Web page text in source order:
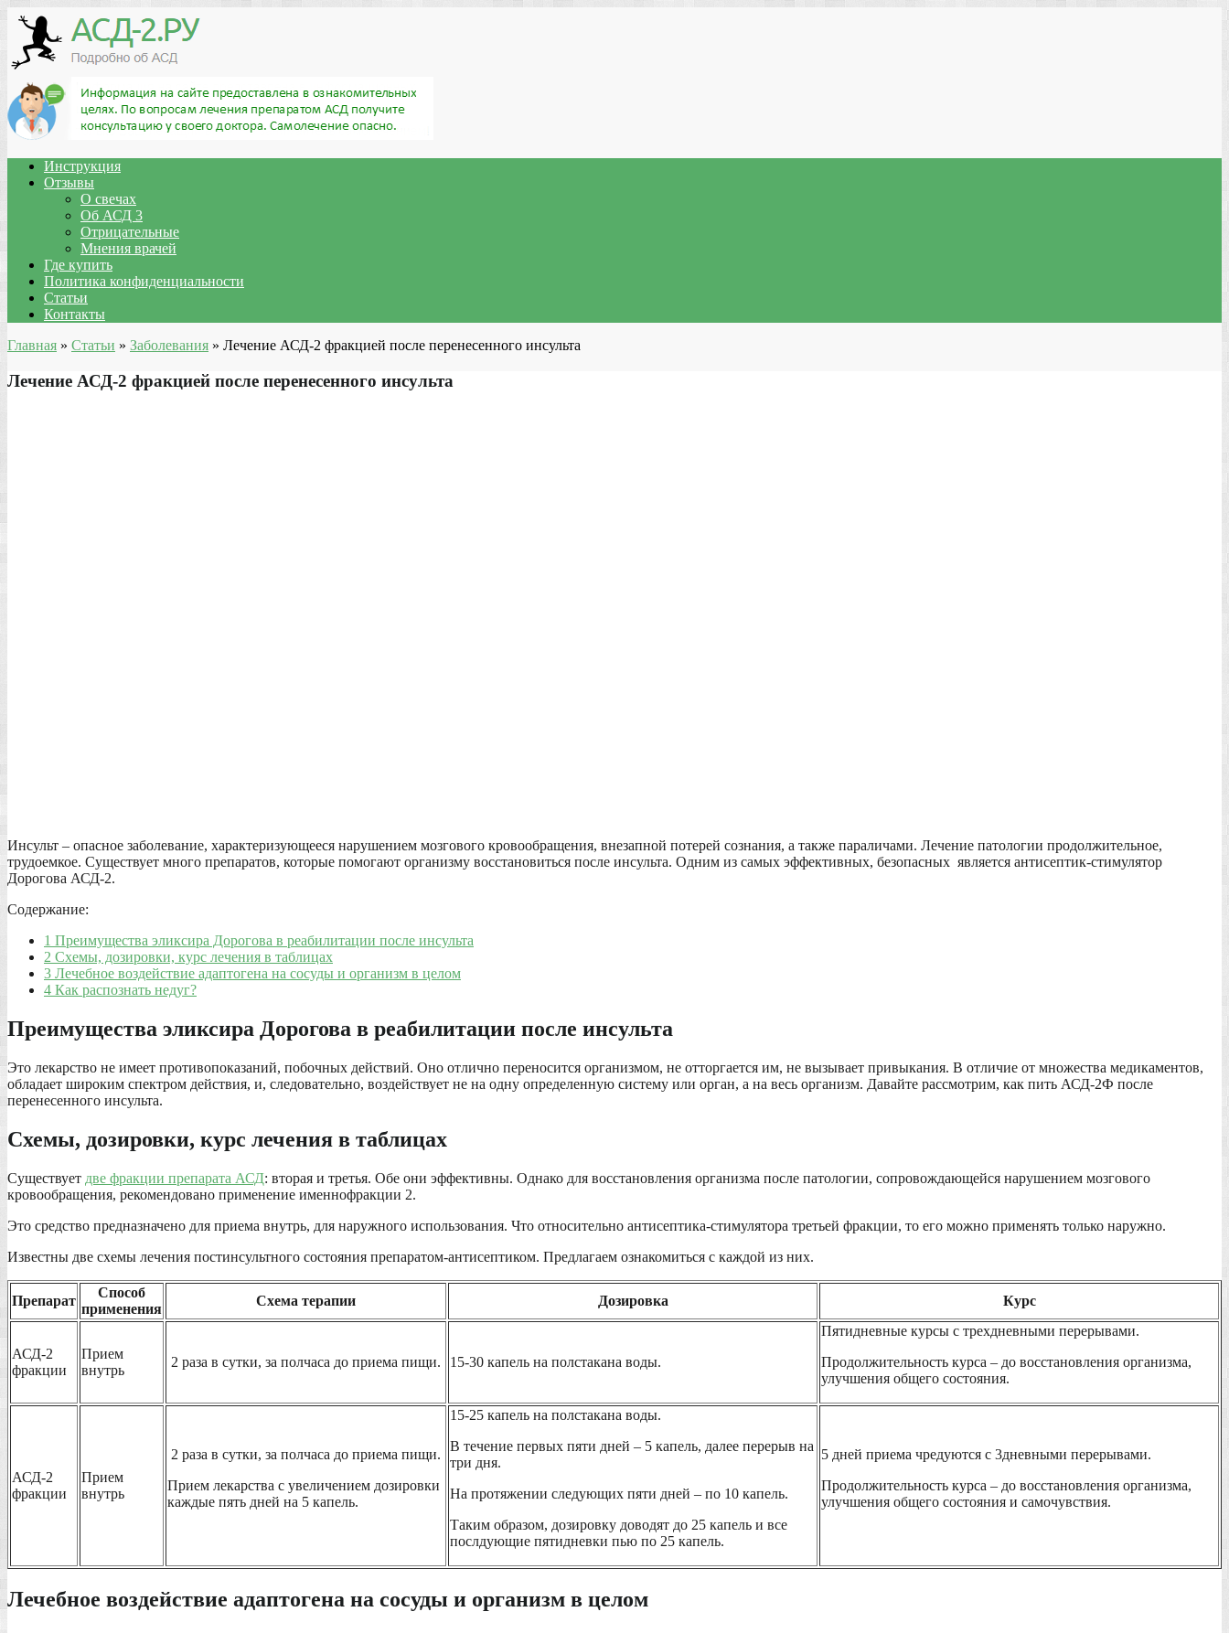
Инструкция
Отзывы
О свечах
Об АСД 3
Отрицательные
Мнения врачей
Где купить
Политика конфиденциальности
Статьи
Контакты
Главная » Статьи » Заболевания » Лечение АСД-2 фракцией после перенесенного инсульта
Лечение АСД-2 фракцией после перенесенного инсульта
Инсульт – опасное заболевание, характеризующееся нарушением мозгового кровообращения, внезапной потерей сознания, а также параличами. Лечение патологии продолжительное,
трудоемкое. Существует много препаратов, которые помогают организму восстановиться после инсульта. Одним из самых эффективных, безопасных является антисептик-стимулятор
Дорогова АСД-2.
Содержание:
1 Преимущества эликсира Дорогова в реабилитации после инсульта
2 Схемы, дозировки, курс лечения в таблицах
3 Лечебное воздействие адаптогена на сосуды и организм в целом
4 Как распознать недуг?
Преимущества эликсира Дорогова в реабилитации после инсульта
Это лекарство не имеет противопоказаний, побочных действий. Оно отлично переносится организмом, не отторгается им, не вызывает привыкания. В отличие от множества медикаментов,
обладает широким спектром действия, и, следовательно, воздействует не на одну определенную систему или орган, а на весь организм. Давайте рассмотрим, как пить АСД-2Ф после
перенесенного инсульта.
Схемы, дозировки, курс лечения в таблицах
Существует две фракции препарата АСД: вторая и третья. Обе они эффективны. Однако для восстановления организма после патологии, сопровождающейся нарушением мозгового
кровообращения, рекомендовано применение именнофракции 2.
Это средство предназначено для приема внутрь, для наружного использования. Что относительно антисептика-стимулятора третьей фракции, то его можно применять только наружно.
Известны две схемы лечения постинсультного состояния препаратом-антисептиком. Предлагаем ознакомиться с каждой из них.
Препарат
Способ
применения
Схема терапии Дозировка Курс
АСД-2
фракции
Прием
внутрь
2 раза в сутки, за полчаса до приема пищи. 15-30 капель на полстакана воды.
Пятидневные курсы с трехдневными перерывами.
Продолжительность курса – до восстановления организма,
улучшения общего состояния.
АСД-2
фракции
Прием
внутрь
2 раза в сутки, за полчаса до приема пищи.
Прием лекарства с увеличением дозировки
каждые пять дней на 5 капель.
15-25 капель на полстакана воды.
В течение первых пяти дней – 5 капель, далее перерыв на
три дня.
На протяжении следующих пяти дней – по 10 капель.
Таким образом, дозировку доводят до 25 капель и все
послдующие пятидневки пью по 25 капель.
5 дней приема чредуются с 3дневными перерывами.
Продолжительность курса – до восстановления организма,
улучшения общего состояния и самочувствия.
Лечебное воздействие адаптогена на сосуды и организм в целом